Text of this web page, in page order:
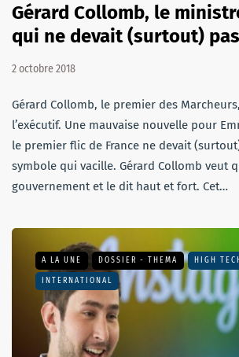
Gérard Collomb, le
qui ne devait (surtout)
2 octobre 2018
Gérard Collomb, le premier des
l’exécutif. Une mauvaise nouvelle pour
le premier flic de France ne devait
symbole qui vacille. Gérard Collomb veut
gouvernement et le dit haut et fort. Cet…
A LA UNE DOSSIER - THEMA HIGH
INTERNATIONAL